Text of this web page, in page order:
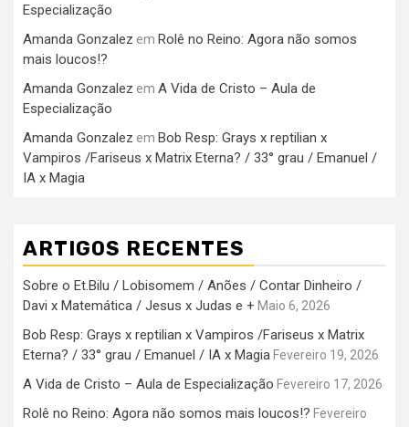
Especialização
Amanda Gonzalez em Rolê no Reino: Agora não somos
mais loucos!?
Amanda Gonzalez em A Vida de Cristo – Aula de
Especialização
Amanda Gonzalez em Bob Resp: Grays x reptilian x
Vampiros /Fariseus x Matrix Eterna? / 33° grau / Emanuel /
IA x Magia
ARTIGOS RECENTES
Sobre o Et.Bilu / Lobisomem / Anões / Contar Dinheiro /
Davi x Matemática / Jesus x Judas e + Maio 6, 2026
Bob Resp: Grays x reptilian x Vampiros /Fariseus x Matrix
Eterna? / 33° grau / Emanuel / IA x Magia Fevereiro 19, 2026
A Vida de Cristo – Aula de Especialização Fevereiro 17, 2026
Rolê no Reino: Agora não somos mais loucos!? Fevereiro